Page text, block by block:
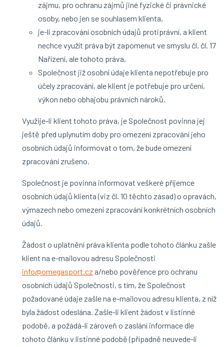
zájmu, pro ochranu zájmů jiné fyzické či právnické
osoby, nebo jen se souhlasem klienta,
je-li zpracování osobních údajů protiprávní, a klient
nechce využít práva být zapomenut ve smyslu čl. čl. 17
Nařízení, ale tohoto práva,
Společnost již osobní údaje klienta nepotřebuje pro
účely zpracování, ale klient je potřebuje pro určení,
výkon nebo obhajobu právních nároků.
Využije-li klient tohoto práva, je Společnost povinna jej
ještě před uplynutím doby pro omezení zpracování jeho
osobních údajů informovat o tom, že bude omezení
zpracování zrušeno.
Společnost je povinna informovat veškeré příjemce
osobních údajů klienta (viz čl. 10 těchto zásad) o opravách,
výmazech nebo omezení zpracování konkrétních osobních
údajů.
Žádost o uplatnění práva klienta podle tohoto článku zašle
klient na e-mailovou adresu Společnosti
info@omegasport.cz a/nebo pověřence pro ochranu
osobních údajů Společnosti, s tím, že Společnost
požadované údaje zašle na e-mailovou adresu klienta, z níž
byla žádost odeslána. Zašle-li klient žádost v listinné
podobě, a požádá-li zároveň o zaslání informace dle
tohoto článku v listinné podobě (případně neuvede-li